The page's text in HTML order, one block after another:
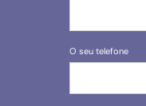
O seu telefone